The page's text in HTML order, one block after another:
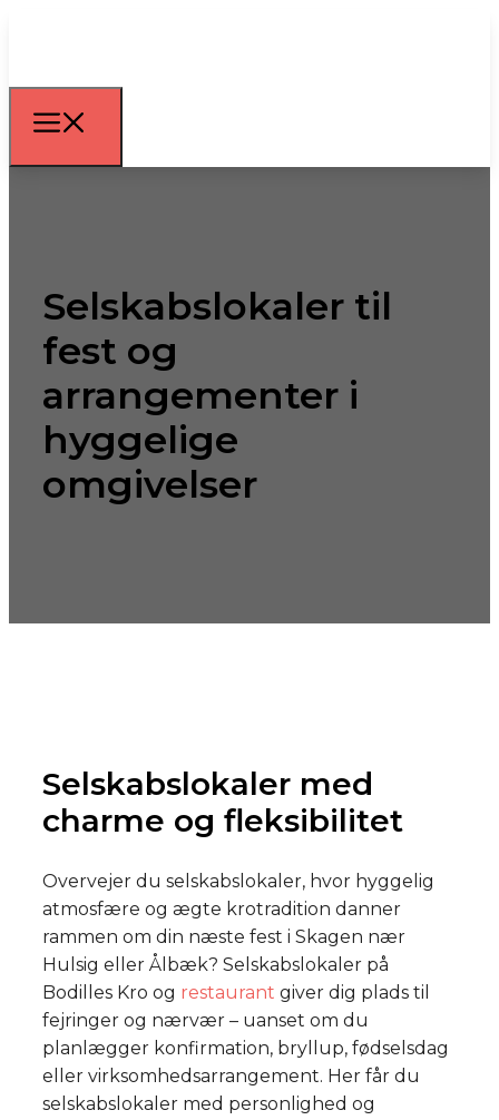
Selskabslokaler til
fest og
arrangementer i
hyggelige
omgivelser
Selskabslokaler med
charme og fleksibilitet
Overvejer du selskabslokaler, hvor hyggelig
atmosfære og ægte krotradition danner
rammen om din næste fest i Skagen nær
Hulsig eller Ålbæk? Selskabslokaler på
Bodilles Kro og restaurant giver dig plads til
fejringer og nærvær – uanset om du
planlægger konfirmation, bryllup, fødselsdag
eller virksomhedsarrangement. Her får du
selskabslokaler med personlighed og